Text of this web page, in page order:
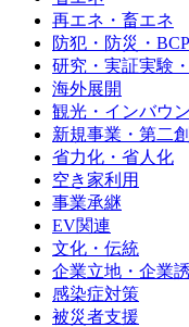
再エネ・畜エネ
防犯・防災・BCP
研究・実証実験
海外展開
観光・インバウ
新規事業・第二
省力化・省人化
空き家利用
事業承継
EV関連
文化・伝統
企業立地・企業
感染症対策
被災者支援